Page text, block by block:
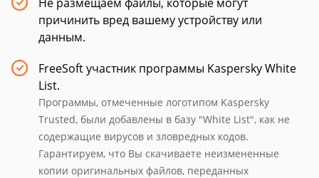
причинить вред вашему устройству или
данным.
FreeSoft участник программы Kaspersky White
List.
Программы, отмеченные логотипом Kaspersky
Trusted, были добавлены в базу "White List", как не
содержащие вирусов и зловредных кодов.
Гарантируем, что Вы скачиваете неизмененные
копии оригинальных файлов, переданных